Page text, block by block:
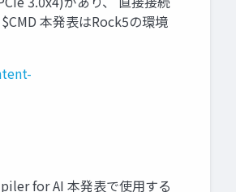
本発表はRock5の環境
for AI 本発表で使用する